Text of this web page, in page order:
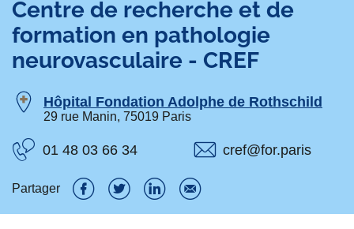
d'Ariane
Centre de recherche et de
formation en pathologie
neurovasculaire - CREF
Hôpital Fondation Adolphe de Rothschild
29 rue Manin, 75019 Paris
01 48 03 66 34 cref@for.paris
Partager
P
P
P
P